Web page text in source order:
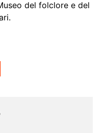
del folclore e del